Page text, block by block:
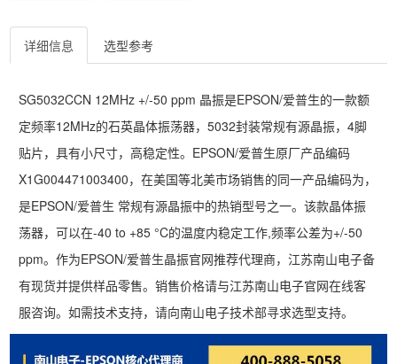
详细信息 选型参考
SG5032CCN 12MHz +/-50 ppm 晶振是EPSON/爱普生的一款额
定频率12MHz的石英晶体振荡器，5032封装常规有源晶振，4脚
贴片，具有小尺寸，高稳定性。EPSON/爱普生原厂产品编码
X1G004471003400，在美国等北美市场销售的同一产品编码为，
是EPSON/爱普生 常规有源晶振中的热销型号之一。该款晶体振
荡器，可以在-40 to +85 °C的温度内稳定工作,频率公差为+/-50
ppm。作为EPSON/爱普生晶振官网推荐代理商，江苏南山电子备
有现货并提供样品零售。销售价格请与江苏南山电子官网在线客
服咨询。如需技术支持，请向南山电子技术部寻求选型支持。